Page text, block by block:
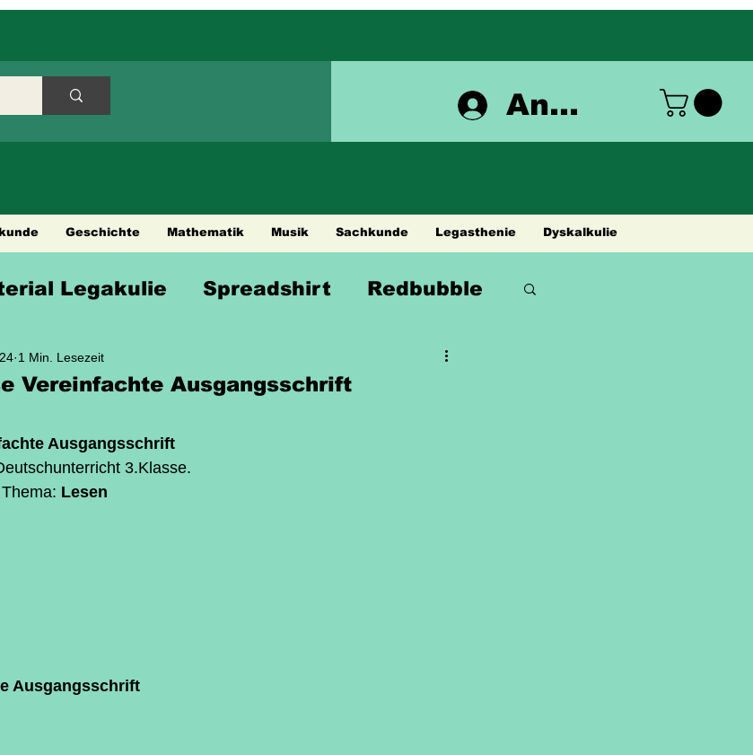
Anmelden
Geschichte Mathematik Musik Sachkunde Legasthenie Dyskalkulie
Legakulie Spreadshirt Redbubble
Vereinfachte Ausgangsschrift
1 Min. Lesezeit
Ausgangsschrift
3.Klasse.
Lesen
Ausgangsschrift